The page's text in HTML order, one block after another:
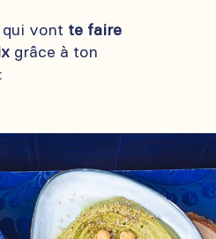
vont te faire
grâce à ton